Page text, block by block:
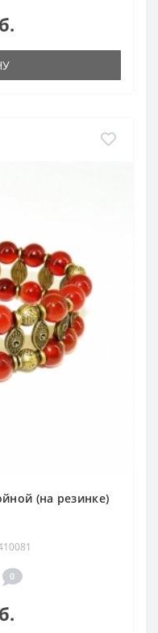
(на резинке)
0